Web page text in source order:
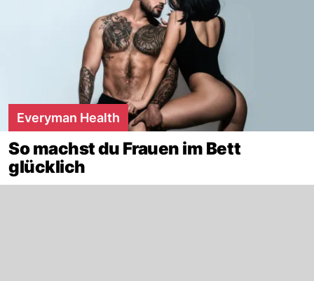
Everyman Health
So machst du Frauen im Bett
glücklich